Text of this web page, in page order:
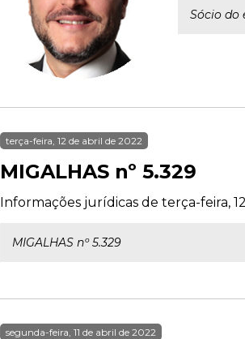
Sócio do
terça-feira, 12 de abril de 2022
MIGALHAS nº 5.329
Informações jurídicas de terça-feira,
MIGALHAS nº 5.329
segunda-feira, 11 de abril de 2022